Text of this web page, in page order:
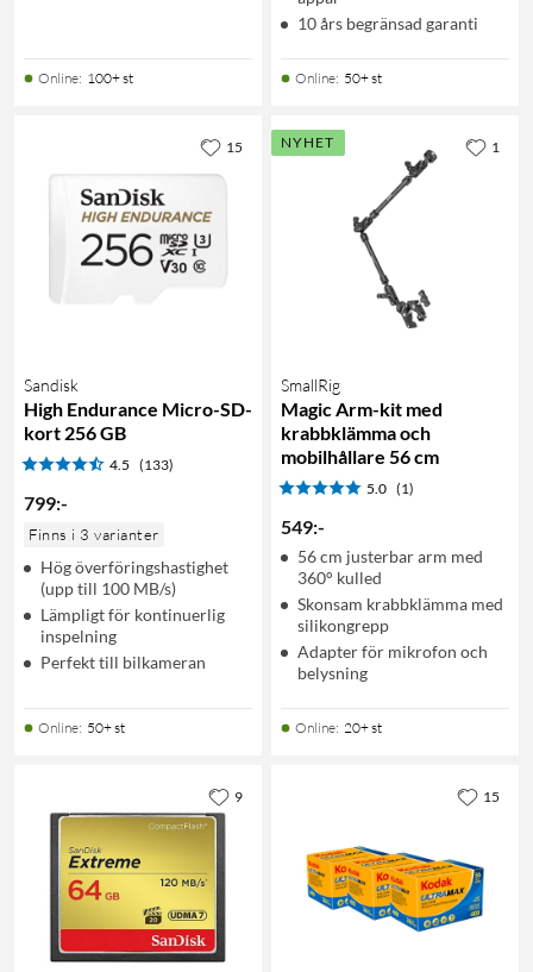
Online: 100+ st
10 års begränsad garanti
Online: 50+ st
Sandisk
High Endurance Micro-SD-
kort 256 GB
4.5 (133)
799:-
Finns i 3 varianter
Hög överföringshastighet
(upp till 100 MB/s)
Lämpligt för kontinuerlig
inspelning
Perfekt till bilkameran
Online: 50+ st
15 NYHET
SmallRig
Magic Arm-kit med
krabbklämma och
mobilhållare 56 cm
5.0 (1)
549:-
56 cm justerbar arm med
360° kulled
Skonsam krabbklämma med
silikongrepp
Adapter för mikrofon och
belysning
Online: 20+ st
1
9 15